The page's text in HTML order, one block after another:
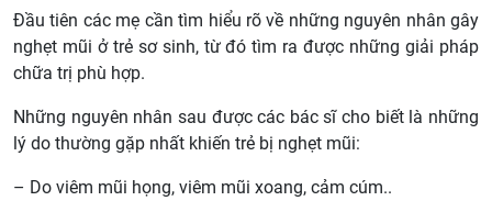
Đầu tiên các mẹ cần tìm hiểu rõ về những nguyên nhân gây
nghẹt mũi ở trẻ sơ sinh, từ đó tìm ra được những giải pháp
chữa trị phù hợp.
Những nguyên nhân sau được các bác sĩ cho biết là những
lý do thường gặp nhất khiến trẻ bị nghẹt mũi:
– Do viêm mũi họng, viêm mũi xoang, cảm cúm..